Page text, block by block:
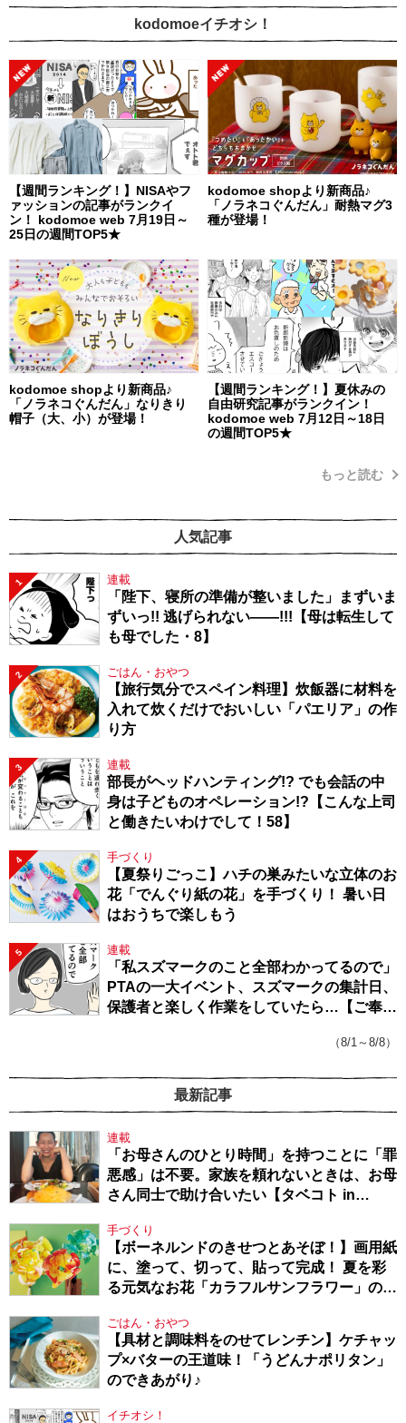
kodomoeイチオシ！
【週間ランキング！】NISAやフ
ァッションの記事がランクイ
ン！ kodomoe web 7月19日～
25日の週間TOP5★
kodomoe shopより新商品♪
「ノラネコぐんだん」耐熱マグ3
種が登場！
kodomoe shopより新商品♪
「ノラネコぐんだん」なりきり
帽子（大、小）が登場！
【週間ランキング！】夏休みの
自由研究記事がランクイン！
kodomoe web 7月12日～18日
の週間TOP5★
もっと読む
人気記事
1 連載
「陛下、寝所の準備が整いました」まずいま
ずいっ!! 逃げられない――!!!【母は転生して
も母でした・8】
2 ごはん・おやつ
【旅行気分でスペイン料理】炊飯器に材料を
入れて炊くだけでおいしい「パエリア」の作
り方
3 連載
部長がヘッドハンティング!? でも会話の中
身は子どものオペレーション!?【こんな上司
と働きたいわけでして！58】
4 手づくり
【夏祭りごっこ】ハチの巣みたいな立体のお
花「でんぐり紙の花」を手づくり！ 暑い日
はおうちで楽しもう
5 連載
「私スズマークのこと全部わかってるので」
PTAの一大イベント、スズマークの集計日、
保護者と楽しく作業をしていたら…【ご奉仕
（8/1～8/8）
最新記事
連載
「お母さんのひとり時間」を持つことに「罪
悪感」は不要。家族を頼れないときは、お母
さん同士で助け合いたい【タベコト in
手づくり
【ボーネルンドのきせつとあそぼ！】画用紙
に、塗って、切って、貼って完成！ 夏を彩
る元気なお花「カラフルサンフラワー」の作
ごはん・おやつ
【具材と調味料をのせてレンチン】ケチャッ
プ×バターの王道味！「うどんナポリタン」
のできあがり♪
イチオシ！